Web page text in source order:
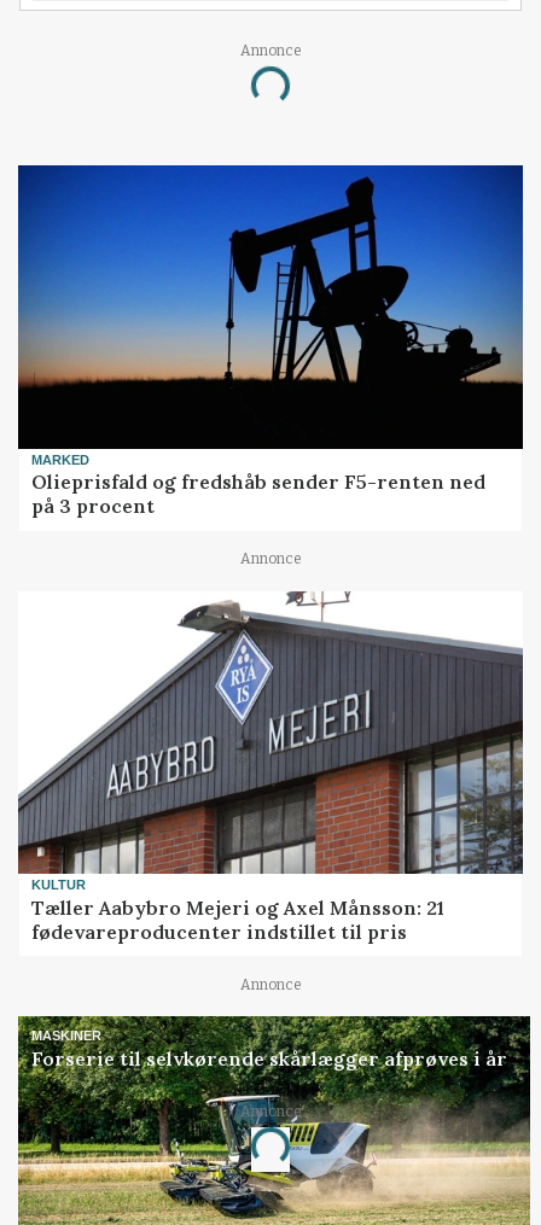
Annonce
Loading...
MARKED
Olieprisfald og fredshåb sender F5-renten ned
på 3 procent
Annonce
KULTUR
Tæller Aabybro Mejeri og Axel Månsson: 21
fødevareproducenter indstillet til pris
Annonce
MASKINER
Forserie til selvkørende skårlægger afprøves i år
Annonce
Loading...